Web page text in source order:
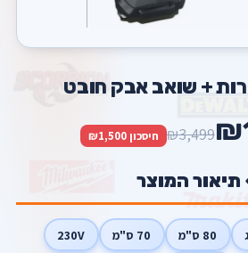
+ שואב אבק חובט
₪3,499 חיסכון ₪1,500
תיאור המוצר
80 ס"מ 70 ס"מ 230V